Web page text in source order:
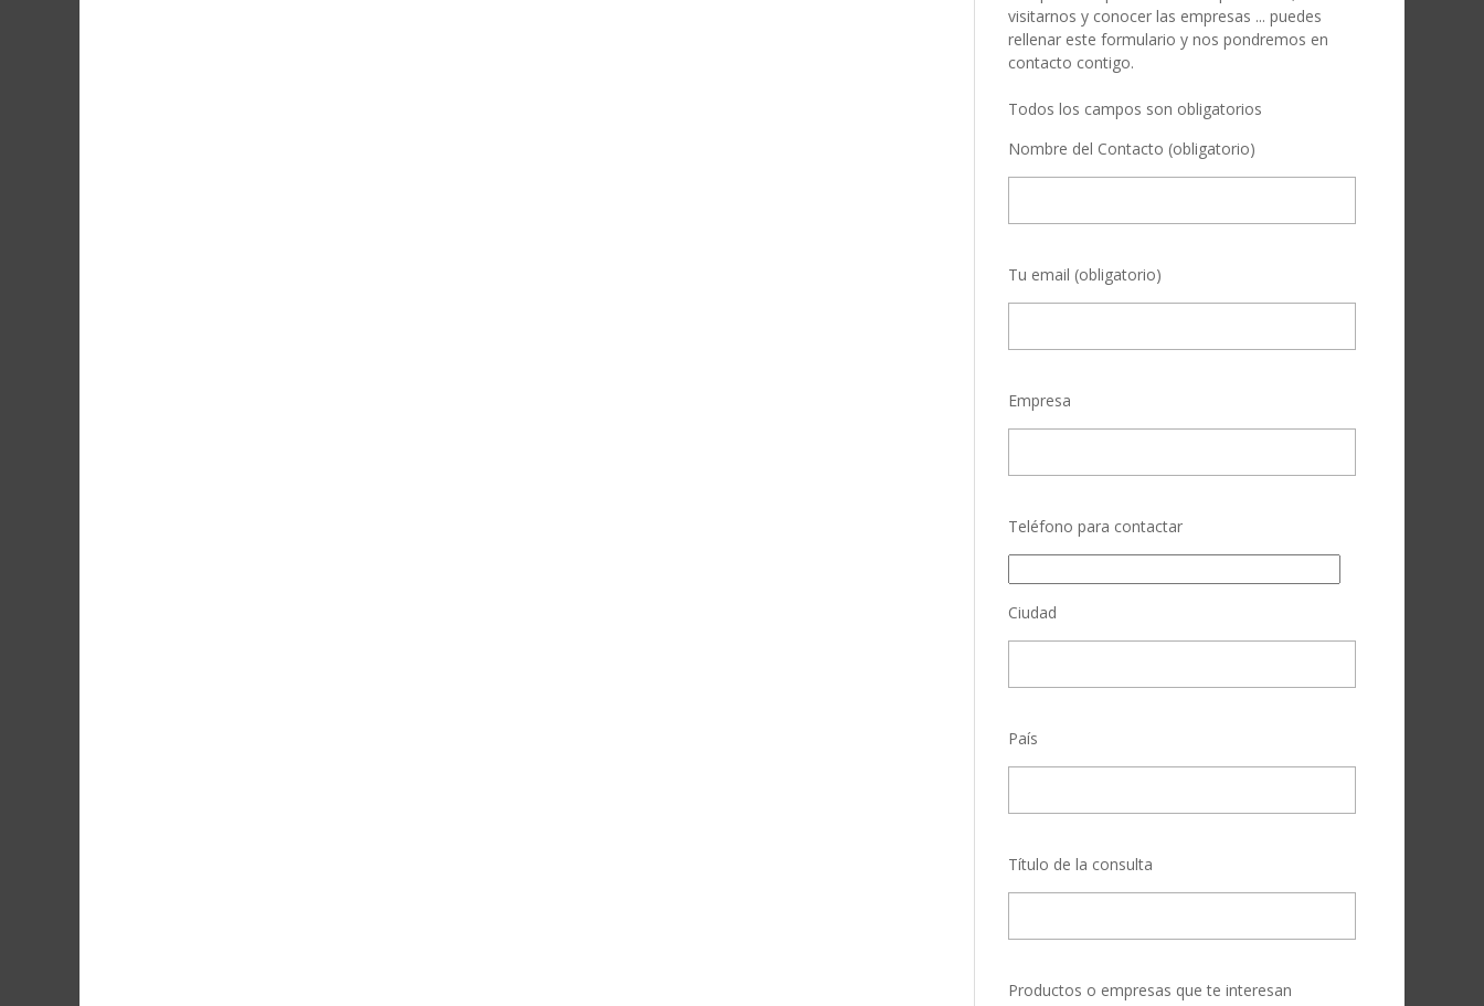
visitarnos y conocer las empresas ... puedes
rellenar este formulario y nos pondremos en
contacto contigo.
Todos los campos son obligatorios
Nombre del Contacto (obligatorio)
Tu email (obligatorio)
Empresa
Teléfono para contactar
Ciudad
País
Título de la consulta
Productos o empresas que te interesan